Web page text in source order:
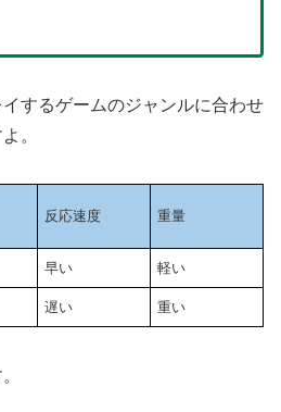
イするゲームのジャンルに合わせ
。
反応速度 重量
早い 軽い
遅い 重い